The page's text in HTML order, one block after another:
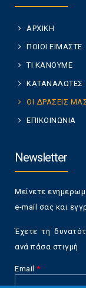
ΑΡΧΙΚΗ
ΠΟΙΟΙ ΕΙΜΑΣΤΕ
ΤΙ ΚΑΝΟΥΜΕ
ΚΑΤΑΝΑΛΩΤΕΣ
ΟΙ ΔΡΑΣΕΙΣ
ΕΠΙΚΟΙΝΩΝΙΑ
Newsletter
Μείνετε
e-mail σας και
Έχετε τη
ανά πάσα στιγμή
Email *